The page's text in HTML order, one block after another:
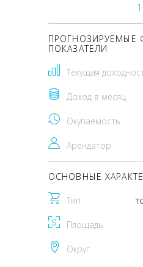
ПРОГНОЗИРУЕМЫЕ
ПОКАЗАТЕЛИ
Текущая
Доход в месяц
Окупаемость
Арендатор
ОСНОВНЫЕ
Тип
Площадь
Округ